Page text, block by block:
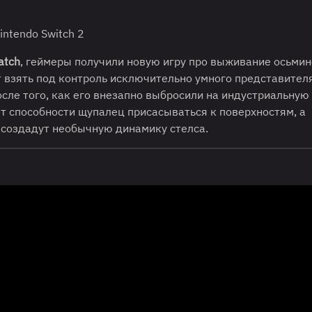
Switch 2
, геймеры получили новую игру про выживание
под контроль исключительно умного
того, как его внезапно выбросили на индустриальную
щупалец присасываться к поверхностям, а
необычную динамику стелса.